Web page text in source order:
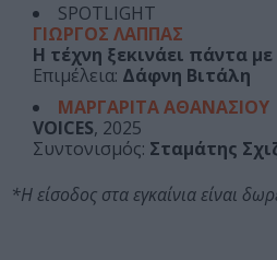
SPOTLIGHT
ΓΙΩΡΓΟΣ ΛΑΠΠΑΣ
Η τέχνη ξεκινάει πάντα
Επιμέλεια: Δάφνη Βιτάλη
ΜΑΡΓΑΡΙΤΑ ΑΘΑΝΑΣΙΟΥ
VOICES, 2025
Συντονισμός: Σταμάτης
*Η είσοδος στα εγκαίνια είναι